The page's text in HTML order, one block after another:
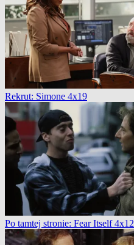
Rekrut: Simone 4x19
Po tamtej stronie: Fear Itself 4x12